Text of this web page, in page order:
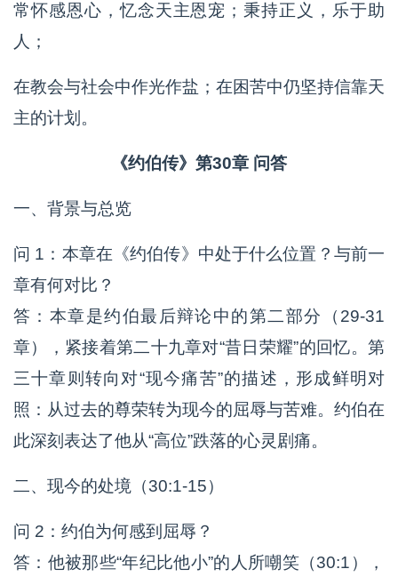
常怀感恩心，忆念天主恩宠；秉持正义，乐于助
人；
在教会与社会中作光作盐；在困苦中仍坚持信靠天
主的计划。
《约伯传》第30章 问答
一、背景与总览
问 1：本章在《约伯传》中处于什么位置？与前一
章有何对比？
答：本章是约伯最后辩论中的第二部分（29-31
章），紧接着第二十九章对“昔日荣耀”的回忆。第
三十章则转向对“现今痛苦”的描述，形成鲜明对
照：从过去的尊荣转为现今的屈辱与苦难。约伯在
此深刻表达了他从“高位”跌落的心灵剧痛。
二、现今的处境（30:1-15）
问 2：约伯为何感到屈辱？
答：他被那些“年纪比他小”的人所嘲笑（30:1），